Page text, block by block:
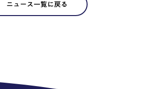
ニュース一覧に戻る